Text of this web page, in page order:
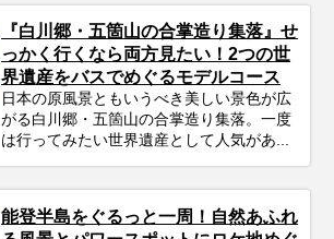
『白川郷・五箇山の合掌造り集落』せ
っかく行くなら両方見たい！2つの世
界遺産をバスでめぐるモデルコース
日本の原風景ともいうべき美しい景色が広
がる白川郷・五箇山の合掌造り集落。一度
は行ってみたい世界遺産として人気があ...
能登半島をぐるっと一周！自然あふれ